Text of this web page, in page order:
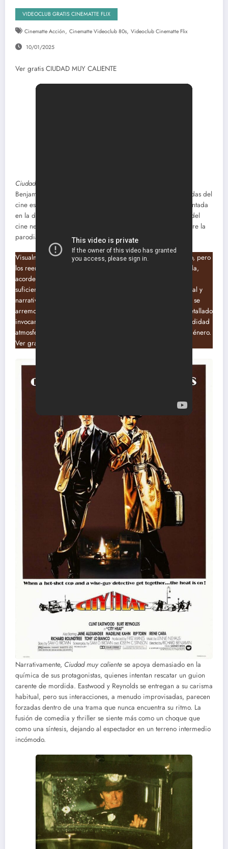
VIDEOCLUB GRATIS CINEMATTE FLIX
Cinematte Acción, Cinematte Videoclub 80s, Videoclub Cinematte Flix
10/01/2025
Ver gratis CIUDAD MUY CALIENTE
Ciudad muy caliente
Benjamin, es una comedia de acción que reúne a dos leyendas del
cine estadounidense: Clint Eastwood y Burt Reynolds. Ambientada
en la década de 1930, la película se sumerge en el terreno del
cine negro, aunque lo hace con un tono ligero que oscila entre la
parodia y el homenaje.
Visualmente, la película evoca los claroscuros del noir clásico, pero
los reemplaza con una paleta cromática más cálida y saturada,
acorde con su título y tono. Sin embargo, esta calidez no es
suficiente para ocultar la falta de cohesión entre el estilo visual y
narrativo. La atmósfera de los clubes nocturnos, el humo que se
arremolina en cada esquina y el vestuario exquisitamente detallado
invocan una nostalgia superficial, pero carecen de la profundidad
atmosférica que hace memorables a las grandes obras del género.
Ver gratis CIUDAD MUY CALIENTE
Narrativamente, Ciudad muy caliente se apoya demasiado en la
química de sus protagonistas, quienes intentan rescatar un guion
carente de mordida. Eastwood y Reynolds se entregan a su carisma
habitual, pero sus interacciones, a menudo improvisadas, parecen
forzadas dentro de una trama que nunca encuentra su ritmo. La
fusión de comedia y thriller se siente más como un choque que
como una síntesis, dejando al espectador en un terreno intermedio
incómodo.